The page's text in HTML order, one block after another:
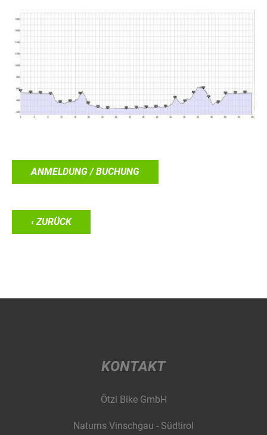
ANMELDUNG / BUCHUNG
‹ ZURÜCK
KONTAKT
Ötzi Bike GmbH
Naturns Vinschgau - Südtirol